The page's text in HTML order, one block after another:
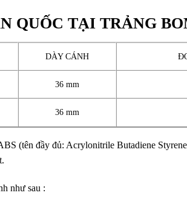
QUỐC TẠI TRẢNG
DÀY CÁNH
36 mm
36 mm
(tên đầy đủ: Acrylonitrile Butadiene
như sau :